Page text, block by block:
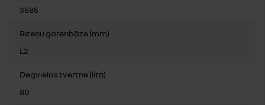
3585
Riteņu garenbāze (mm)
L2
Degvielas tvertne (litri)
80